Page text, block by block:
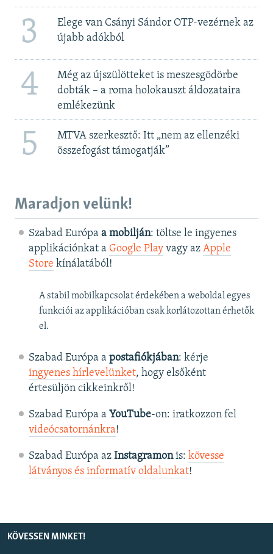
3
Elege van Csányi Sándor OTP-vezérnek az
újabb adókból
4
Még az újszülötteket is meszesgödörbe
dobták – a roma holokauszt áldozataira
emlékezünk
5
MTVA szerkesztő: Itt „nem az ellenzéki
összefogást támogatják”
Maradjon velünk!
Szabad Európa a mobilján: töltse le ingyenes
applikációnkat a Google Playvagy az Apple
Store kínálatából!
A stabil mobilkapcsolat érdekében a weboldal egyes
funkciói az applikációban csak korlátozottan érhetők
el.
Szabad Európa a postafiókjában: kérje
ingyenes hírlevelünket, hogy elsőként
értesüljön cikkeinkről!
Szabad Európa a YouTube-on: iratkozzon fel
videócsatornánkra!
Szabad Európa az Instagramonis: kövesse
látványos és informatív oldalunkat! ​
KÖVESSEN MINKET!